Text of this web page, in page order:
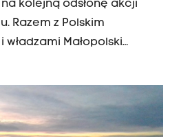
kolejną odsłonę akcji
Razem z Polskim
Małopolski
o jakości
gminy Michałowice.